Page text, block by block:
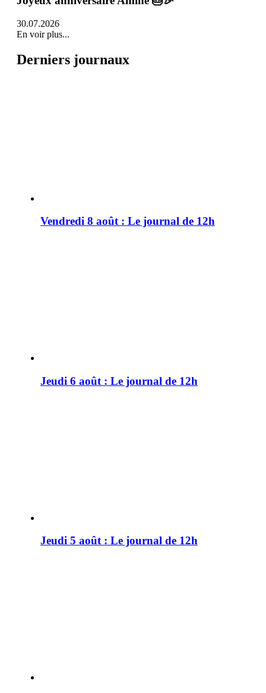
30.07.2026
En voir plus...
Derniers journaux
Vendredi 8 août : Le journal de 12h
Jeudi 6 août : Le journal de 12h
Jeudi 5 août : Le journal de 12h